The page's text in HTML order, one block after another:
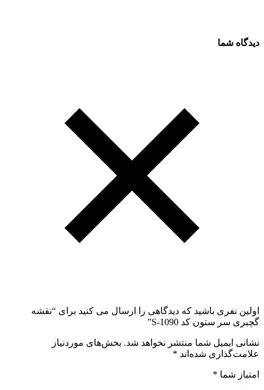
دیدگاه شما
اولین نفری باشید که دیدگاهی را ارسال می کنید برای “نقشه
گچبری سر ستون کد S-1090”
نشانی ایمیل شما منتشر نخواهد شد. بخش‌های موردنیاز
علامت‌گذاری شده‌اند *
امتیاز شما *